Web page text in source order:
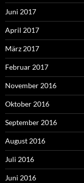
Juni 2017
April 2017
März 2017
Februar 2017
November 2016
Oktober 2016
September 2016
August 2016
Juli 2016
Juni 2016